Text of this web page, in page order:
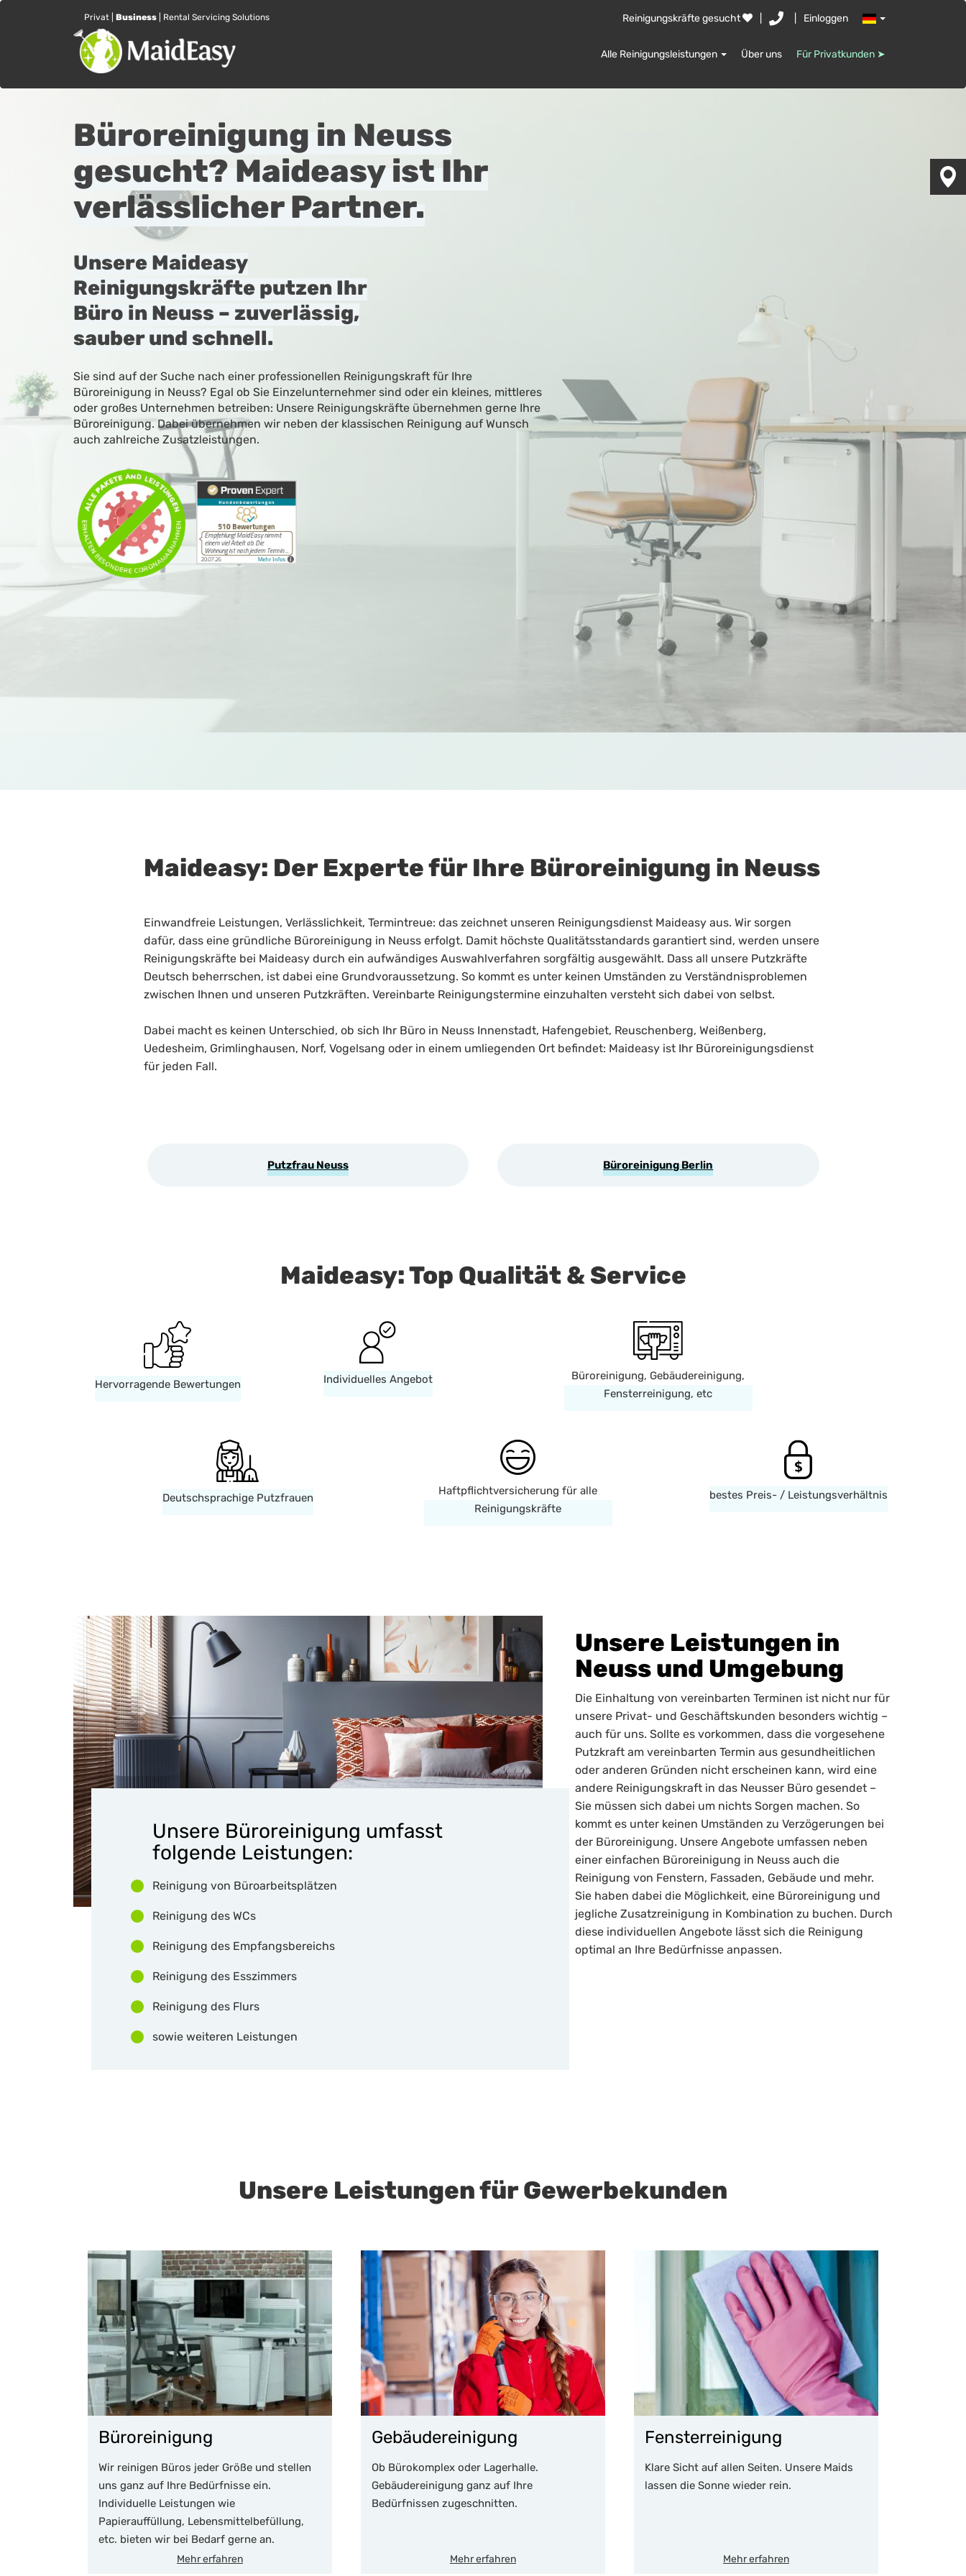
Privat Business Rental Servicing Solutions Reinigungskräfte gesucht Einloggen
Alle Reinigungsleistungen Über uns Für Privatkunden ➤
Büroreinigung in Neuss
gesucht? Maideasy ist Ihr
verlässlicher Partner.
Unsere Maideasy
Reinigungskräfte putzen Ihr
Büro in Neuss – zuverlässig,
sauber und schnell.
Sie sind auf der Suche nach einer professionellen Reinigungskraft für Ihre
Büroreinigung in Neuss? Egal ob Sie Einzelunternehmer sind oder ein kleines, mittleres
oder großes Unternehmen betreiben: Unsere Reinigungskräfte übernehmen gerne Ihre
Büroreinigung. Dabei übernehmen wir neben der klassischen Reinigung auf Wunsch
auch zahlreiche Zusatzleistungen.
Maideasy: Der Experte für Ihre Büroreinigung in Neuss
Einwandfreie Leistungen, Verlässlichkeit, Termintreue: das zeichnet unseren Reinigungsdienst Maideasy aus. Wir sorgen
dafür, dass eine gründliche Büroreinigung in Neuss erfolgt. Damit höchste Qualitätsstandards garantiert sind, werden unsere
Reinigungskräfte bei Maideasy durch ein aufwändiges Auswahlverfahren sorgfältig ausgewählt. Dass all unsere Putzkräfte
Deutsch beherrschen, ist dabei eine Grundvoraussetzung. So kommt es unter keinen Umständen zu Verständnisproblemen
zwischen Ihnen und unseren Putzkräften. Vereinbarte Reinigungstermine einzuhalten versteht sich dabei von selbst.
Dabei macht es keinen Unterschied, ob sich Ihr Büro in Neuss Innenstadt, Hafengebiet, Reuschenberg, Weißenberg,
Uedesheim, Grimlinghausen, Norf, Vogelsang oder in einem umliegenden Ort befindet: Maideasy ist Ihr Büroreinigungsdienst
für jeden Fall.
Putzfrau Neuss Büroreinigung Berlin
Maideasy: Top Qualität & Service
Hervorragende Bewertungen Individuelles Angebot
Büroreinigung, Gebäudereinigung,
Fensterreinigung, etc
Deutschsprachige Putzfrauen
Haftpflichtversicherung für alle
Reinigungskräfte
bestes Preis- / Leistungsverhältnis
Unsere Leistungen in
Neuss und Umgebung
Die Einhaltung von vereinbarten Terminen ist nicht nur für
unsere Privat- und Geschäftskunden besonders wichtig –
auch für uns. Sollte es vorkommen, dass die vorgesehene
Putzkraft am vereinbarten Termin aus gesundheitlichen
oder anderen Gründen nicht erscheinen kann, wird eine
andere Reinigungskraft in das Neusser Büro gesendet –
Sie müssen sich dabei um nichts Sorgen machen. So
kommt es unter keinen Umständen zu Verzögerungen bei
der Büroreinigung. Unsere Angebote umfassen neben
einer einfachen Büroreinigung in Neuss auch die
Reinigung von Fenstern, Fassaden, Gebäude und mehr.
Sie haben dabei die Möglichkeit, eine Büroreinigung und
jegliche Zusatzreinigung in Kombination zu buchen. Durch
diese individuellen Angebote lässt sich die Reinigung
optimal an Ihre Bedürfnisse anpassen.
Unsere Büroreinigung umfasst
folgende Leistungen:
Reinigung von Büroarbeitsplätzen
Reinigung des WCs
Reinigung des Empfangsbereichs
Reinigung des Esszimmers
Reinigung des Flurs
sowie weiteren Leistungen
Unsere Leistungen für Gewerbekunden
Büroreinigung
Wir reinigen Büros jeder Größe und stellen
uns ganz auf Ihre Bedürfnisse ein.
Individuelle Leistungen wie
Papierauffüllung, Lebensmittelbefüllung,
etc. bieten wir bei Bedarf gerne an.
Mehr erfahren
Gebäudereinigung
Ob Bürokomplex oder Lagerhalle.
Gebäudereinigung ganz auf Ihre
Bedürfnissen zugeschnitten.
Mehr erfahren
Fensterreinigung
Klare Sicht auf allen Seiten. Unsere Maids
lassen die Sonne wieder rein.
Mehr erfahren